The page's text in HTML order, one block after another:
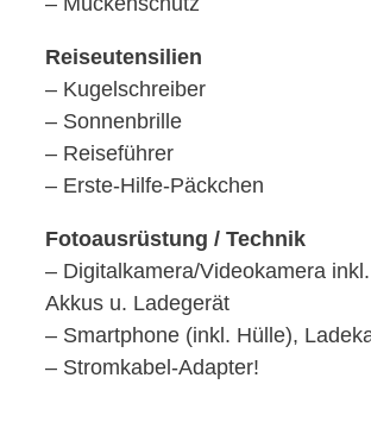
Reiseutensilien
– Kugelschreiber
– Sonnenbrille
– Reiseführer
– Erste-Hilfe-Päckchen
Fotoausrüstung / Technik
– Digitalkamera/Videokamera
Akkus u. Ladegerät
– Smartphone (inkl. Hülle),
– Stromkabel-Adapter!